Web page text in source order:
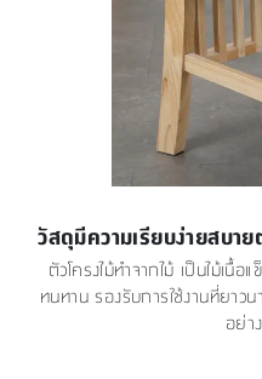
วัสดุมีความเรียบง่ายสบา
ตัวโครงไม้ทำจากไม้ เป็นไม้เนื้อ
ทนทาน รองรับการใช้งานที่ยา
อย่า